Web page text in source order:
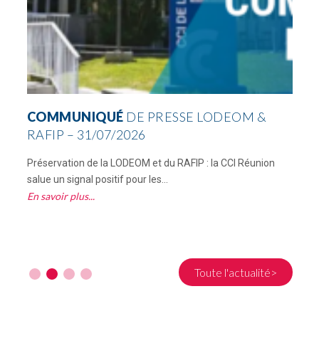
COMMUNIQUÉ DE PRESSE LODEOM &
RAFIP – 31/07/2026
Préservation de la LODEOM et du RAFIP : la CCI Réunion
salue un signal positif pour les...
En savoir plus
Toute l'actualité>